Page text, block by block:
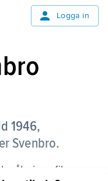
Logga in
1946,
Svenbro.
måleri, grafik